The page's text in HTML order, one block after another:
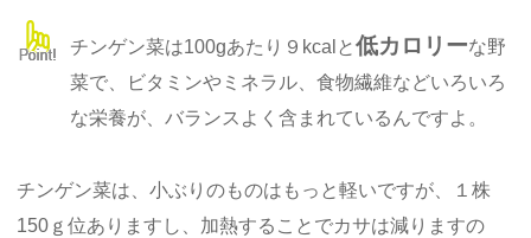
チンゲン菜は100gあたり９kcalと低カロリーな野
菜で、ビタミンやミネラル、食物繊維などいろいろ
な栄養が、バランスよく含まれているんですよ。
チンゲン菜は、小ぶりのものはもっと軽いですが、１株
150ｇ位ありますし、加熱することでカサは減りますの